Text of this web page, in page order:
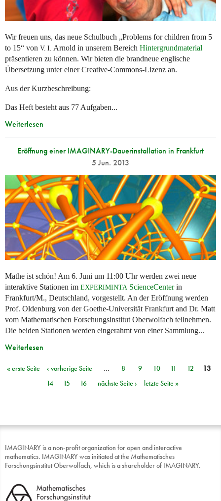
Wir freuen uns, das neue Schulbuch „Problems for children from 5
to 15“ von V. I. Arnold in unserem Bereich Hintergrundmaterial
präsentieren zu können. Wir bieten die brandneue englische
Übersetzung unter einer Creative-Commons-Lizenz an.
Aus der Kurzbeschreibung:
Das Heft besteht aus 77 Aufgaben...
Weiterlesen
Eröffnung einer IMAGINARY-Dauerinstallation in Frankfurt
5 Jun. 2013
Mathe ist schön! Am 6. Juni um 11:00 Uhr werden zwei neue
interaktive Stationen im EXPERIMINTA ScienceCenterin
Frankfurt/M., Deutschland, vorgestellt. An der Eröffnung werden
Prof. Oldenburg von der Goethe-Universität Frankfurt and Dr. Matt
vom Mathematischen Forschungsinstitut Oberwolfach teilnehmen.
Die beiden Stationen werden eingerahmt von einer Sammlung...
Weiterlesen
Seiten
« erste Seite ‹ vorherige Seite … 8 9 10 11 12
13
14
15 16 nächste Seite › letzte Seite »
IMAGINARY is a non-profit organization for open and interactive
mathematics. IMAGINARY was initiated at the Mathematisches
Forschungsinstitut Oberwolfach, which is a shareholder of IMAGINARY.